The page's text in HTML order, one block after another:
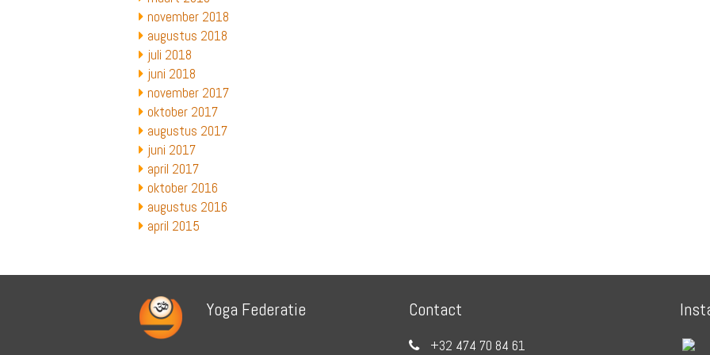
november 2018
augustus 2018
juli 2018
juni 2018
november 2017
oktober 2017
augustus 2017
juni 2017
april 2017
oktober 2016
augustus 2016
april 2015
Yoga Federatie Contact
+32 474 70 84 61